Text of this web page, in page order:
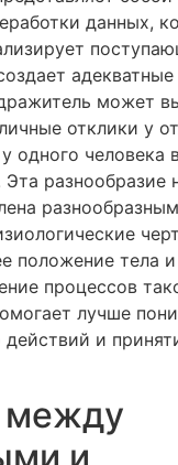
данных,
может
отклики у
одного человека
Эта разнообразие
положение тела
процессов
лучше
действий и
между